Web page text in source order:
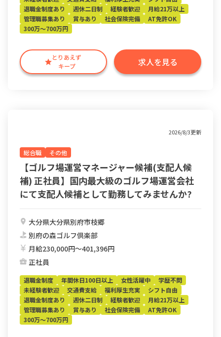
とりあえず
キープ
求人を見る
退職金制度あり
週休二日制 経験者歓迎
月給21万以上
管理職募集あり
賞与あり 社会保険完備
AT免許OK
300万～700万円
2026/8/3更新
総合職 その他
【ゴルフ場運営マネージャー候補(支配人候
補) 正社員】国内最大級のゴルフ場運営会社
にて支配人候補として勤務してみませんか?
大分県大分県別府市枝郷
別府の森ゴルフ倶楽部
月給230,000円〜401,396円
正社員
退職金制度 年間休日100日以上 女性活躍中
学歴不問
未経験者歓迎
交通費支給 福利厚生充実
シフト自由
退職金制度あり
週休二日制 経験者歓迎
月給21万以上
管理職募集あり
賞与あり 社会保険完備
AT免許OK
300万～700万円